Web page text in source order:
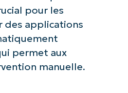
pour les
des applications
permet aux
manuelle.
name*
Business
email*
number*